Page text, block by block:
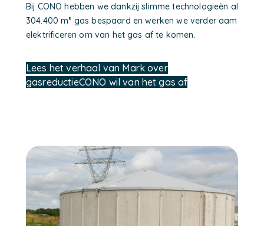
Bij CONO hebben we dankzij slimme technologieën al
304.400 m³ gas bespaard en werken we verder aam
elektrificeren om van het gas af te komen.
Lees het verhaal van Mark over
gasreductieCONO wil van het gas af